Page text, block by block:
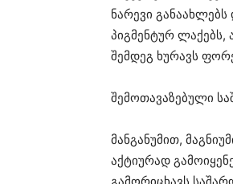
ნარევი
პიგმენტურ ლაქებს,
შემდეგ ხურავს
შემოთავაზებული
მანგანუმით,
აქტიურად